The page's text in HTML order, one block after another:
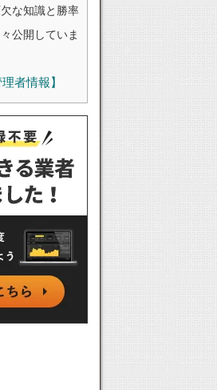
な知識と勝率
公開していま
者情報】